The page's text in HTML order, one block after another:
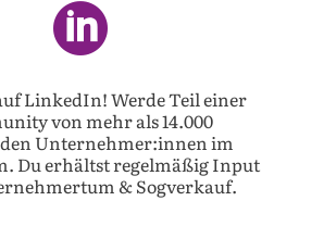

LinkedIn! Werde Teil einer
von mehr als 14.000
Unternehmer:innen im
Du erhältst regelmäßig Input
& Sogverkauf.